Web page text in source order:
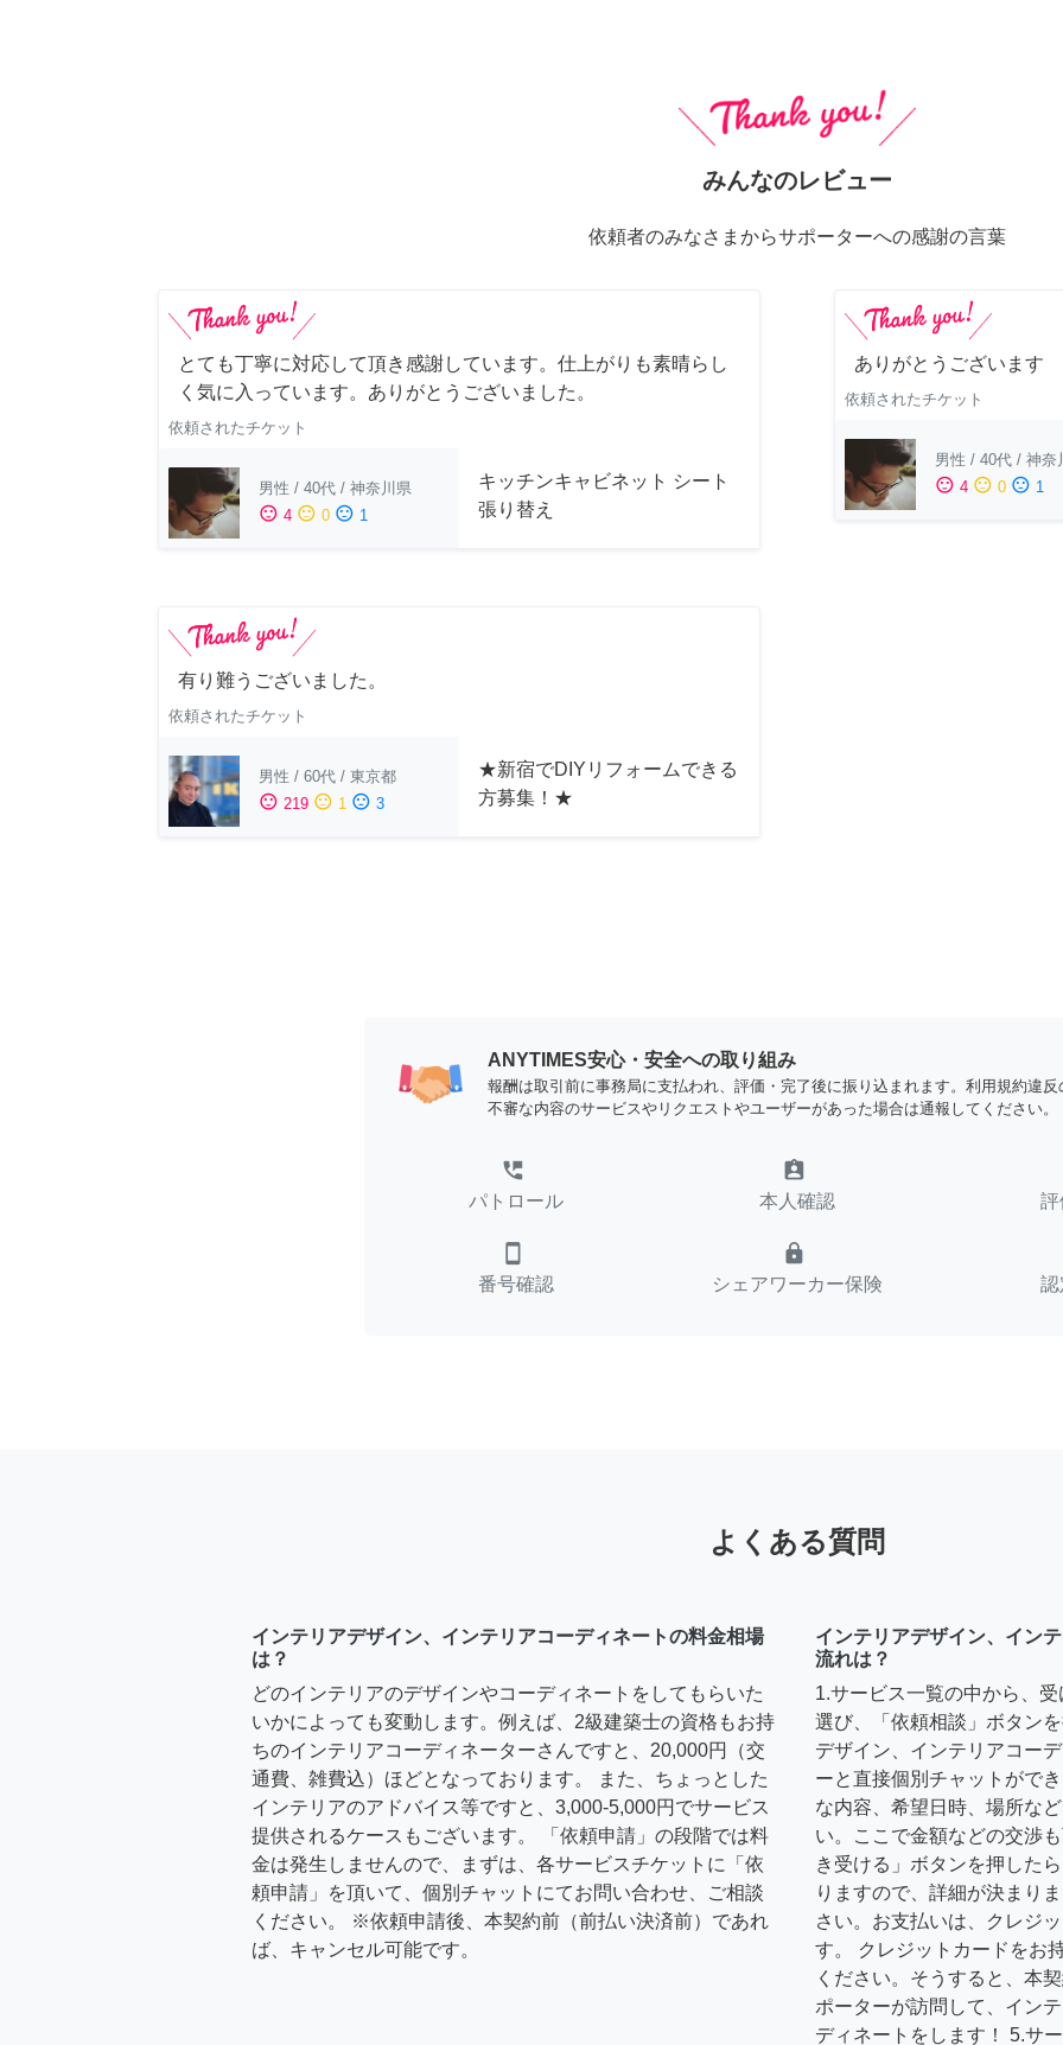
みんなのレビュー
依頼者のみなさまからサポーターへの感謝の言葉
とても丁寧に対応して頂き感謝しています。仕上がりも素晴らし
く気に入っています。ありがとうございました。
依頼されたチケット
男性 / 40代 / 神奈川県
sentiment_satisfied 4 sentiment_neutral 0 sentiment_dissatisfied 1
キッチンキャビネット シート
張り替え
ありがとうございます
依頼されたチケット
男性 / 40代 / 神奈
sentiment_satisfied 4 sentiment_neutral 0 sentiment_dissatisfied 1
有り難うございました。
依頼されたチケット
男性 / 60代 / 東京都
sentiment_satisfied 219 sentiment_neutral 1 sentiment_dissatisfied 3
★新宿でDIYリフォームできる
方募集！★
ANYTIMES安心・安全への取り組み
報酬は取引前に事務局に支払われ、評価・完了後に振り込まれます。利用規約違反
不審な内容のサービスやリクエストやユーザーがあった場合は通報してください。
perm_phone_msg
パトロール
assignment_ind
本人確認
smartphone
番号確認
lock
シェアワーカー保険
よくある質問
インテリアデザイン、インテリアコーディネートの料金相場
は？
どのインテリアのデザインやコーディネートをしてもらいた
いかによっても変動します。例えば、2級建築士の資格もお持
ちのインテリアコーディネーターさんですと、20,000円（交
通費、雑費込）ほどとなっております。 また、ちょっとした
インテリアのアドバイス等ですと、3,000-5,000円でサービス
提供されるケースもございます。 「依頼申請」の段階では料
金は発生しませんので、まずは、各サービスチケットに「依
頼申請」を頂いて、個別チャットにてお問い合わせ、ご相談
ください。 ※依頼申請後、本契約前（前払い決済前）であれ
ば、キャンセル可能です。
インテリアデザイン、イン
流れは？
1.サービス一覧の中から、
選び、「依頼相談」ボタン
デザイン、インテリアコー
ーと直接個別チャットがで
な内容、希望日時、場所な
い。ここで金額などの交渉
き受ける」ボタンを押した
りますので、詳細が決まり
さい。お支払いは、クレジ
す。 クレジットカードをお
ください。そうすると、本
ポーターが訪問して、イン
ディネートをします！ 5.サ